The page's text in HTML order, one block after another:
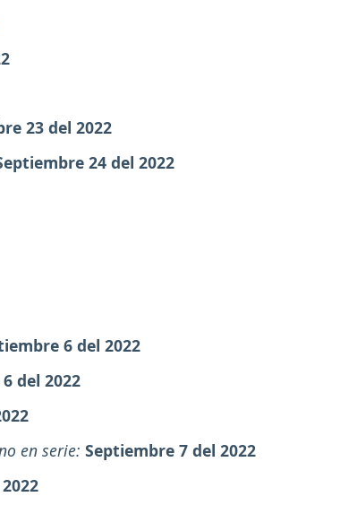
23 del 2022
24 del 2022
6 del 2022
del 2022
en serie: Septiembre 7 del 2022